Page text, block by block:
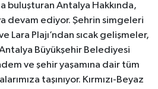
buluşturan Antalya Hakkında,
devam ediyor. Şehrin simgeleri
Lara Plajı’ndan sıcak gelişmeler,
Büyükşehir Belediyesi
ve şehir yaşamına dair tüm
taşınıyor. Kırmızı-Beyaz